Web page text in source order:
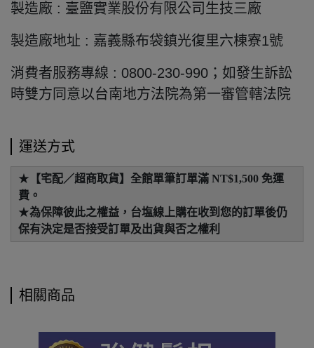
製造廠 : 臺鹽實業股份有限公司生技三廠
製造廠地址 : 嘉義縣布袋鎮光復里六棟寮1號
消費者服務專線 : 0800-230-990；如發生訴訟
時雙方同意以台南地方法院為第一審管轄法院
運送方式
★ 【宅配／超商取貨】全館單筆訂單滿 NT$1,500 免運
費。
★為保障彼此之權益，台塩線上購在收到您的訂單後仍
保有決定是否接受訂單及出貨與否之權利
相關商品